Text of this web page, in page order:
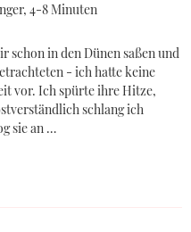
4-8 Minuten
schon in den Dünen saßen und
- ich hatte keine
vor. Ich spürte ihre Hitze,
schlang ich
sie an …